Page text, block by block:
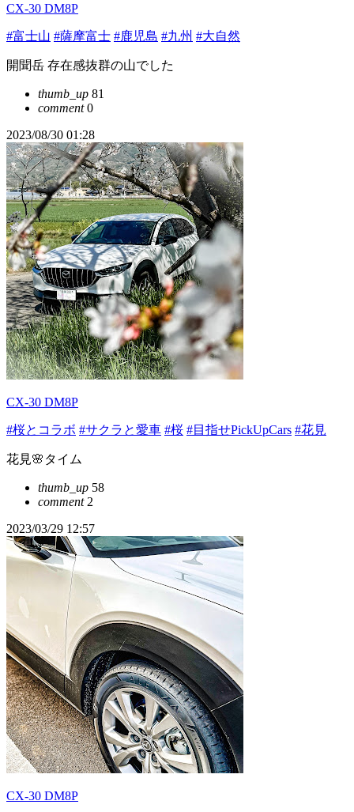
CX-30 DM8P
#富士山 #薩摩富士 #鹿児島 #九州 #大自然
開聞岳 存在感抜群の山でした
thumb_up 81
comment0
2023/08/30 01:28
CX-30 DM8P
#桜とコラボ #サクラと愛車 #桜 #目指せPickUpCars #花見
花見🌸タイム
thumb_up 58
comment2
2023/03/29 12:57
CX-30 DM8P